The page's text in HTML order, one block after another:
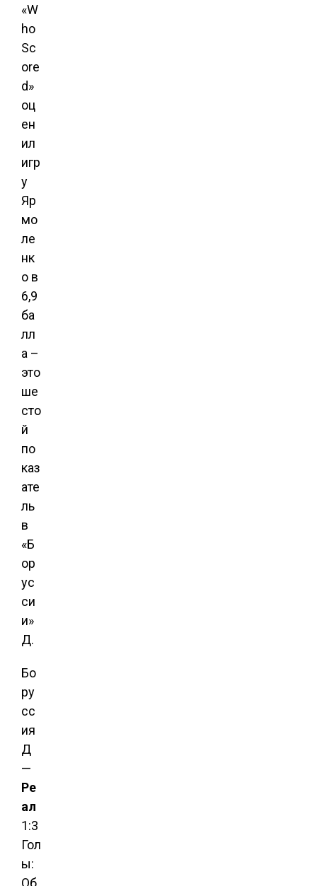
«W
ho
Sc
ore
d»
оц
ен
ил
игр
у
Яр
мо
ле
нк
о в
6,9
ба
лл
а –
это
ше
сто
й
по
каз
ате
ль
в
«Б
ор
ус
си
и»
Д.
Бо
ру
сс
ия
Д
—
Ре
ал
1:3
Гол
ы:
Об